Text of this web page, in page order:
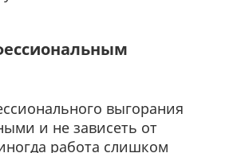
выгорания
и не зависеть от
работа слишком